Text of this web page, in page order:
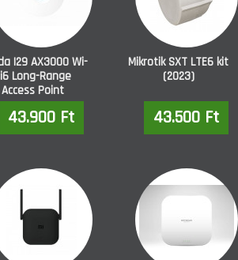
I29 AX3000 Wi-
Long-Range
Access Point
43.900 Ft
Mikrotik SXT LTE6 kit
(2023)
43.500 Ft